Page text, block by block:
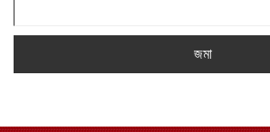
জমা